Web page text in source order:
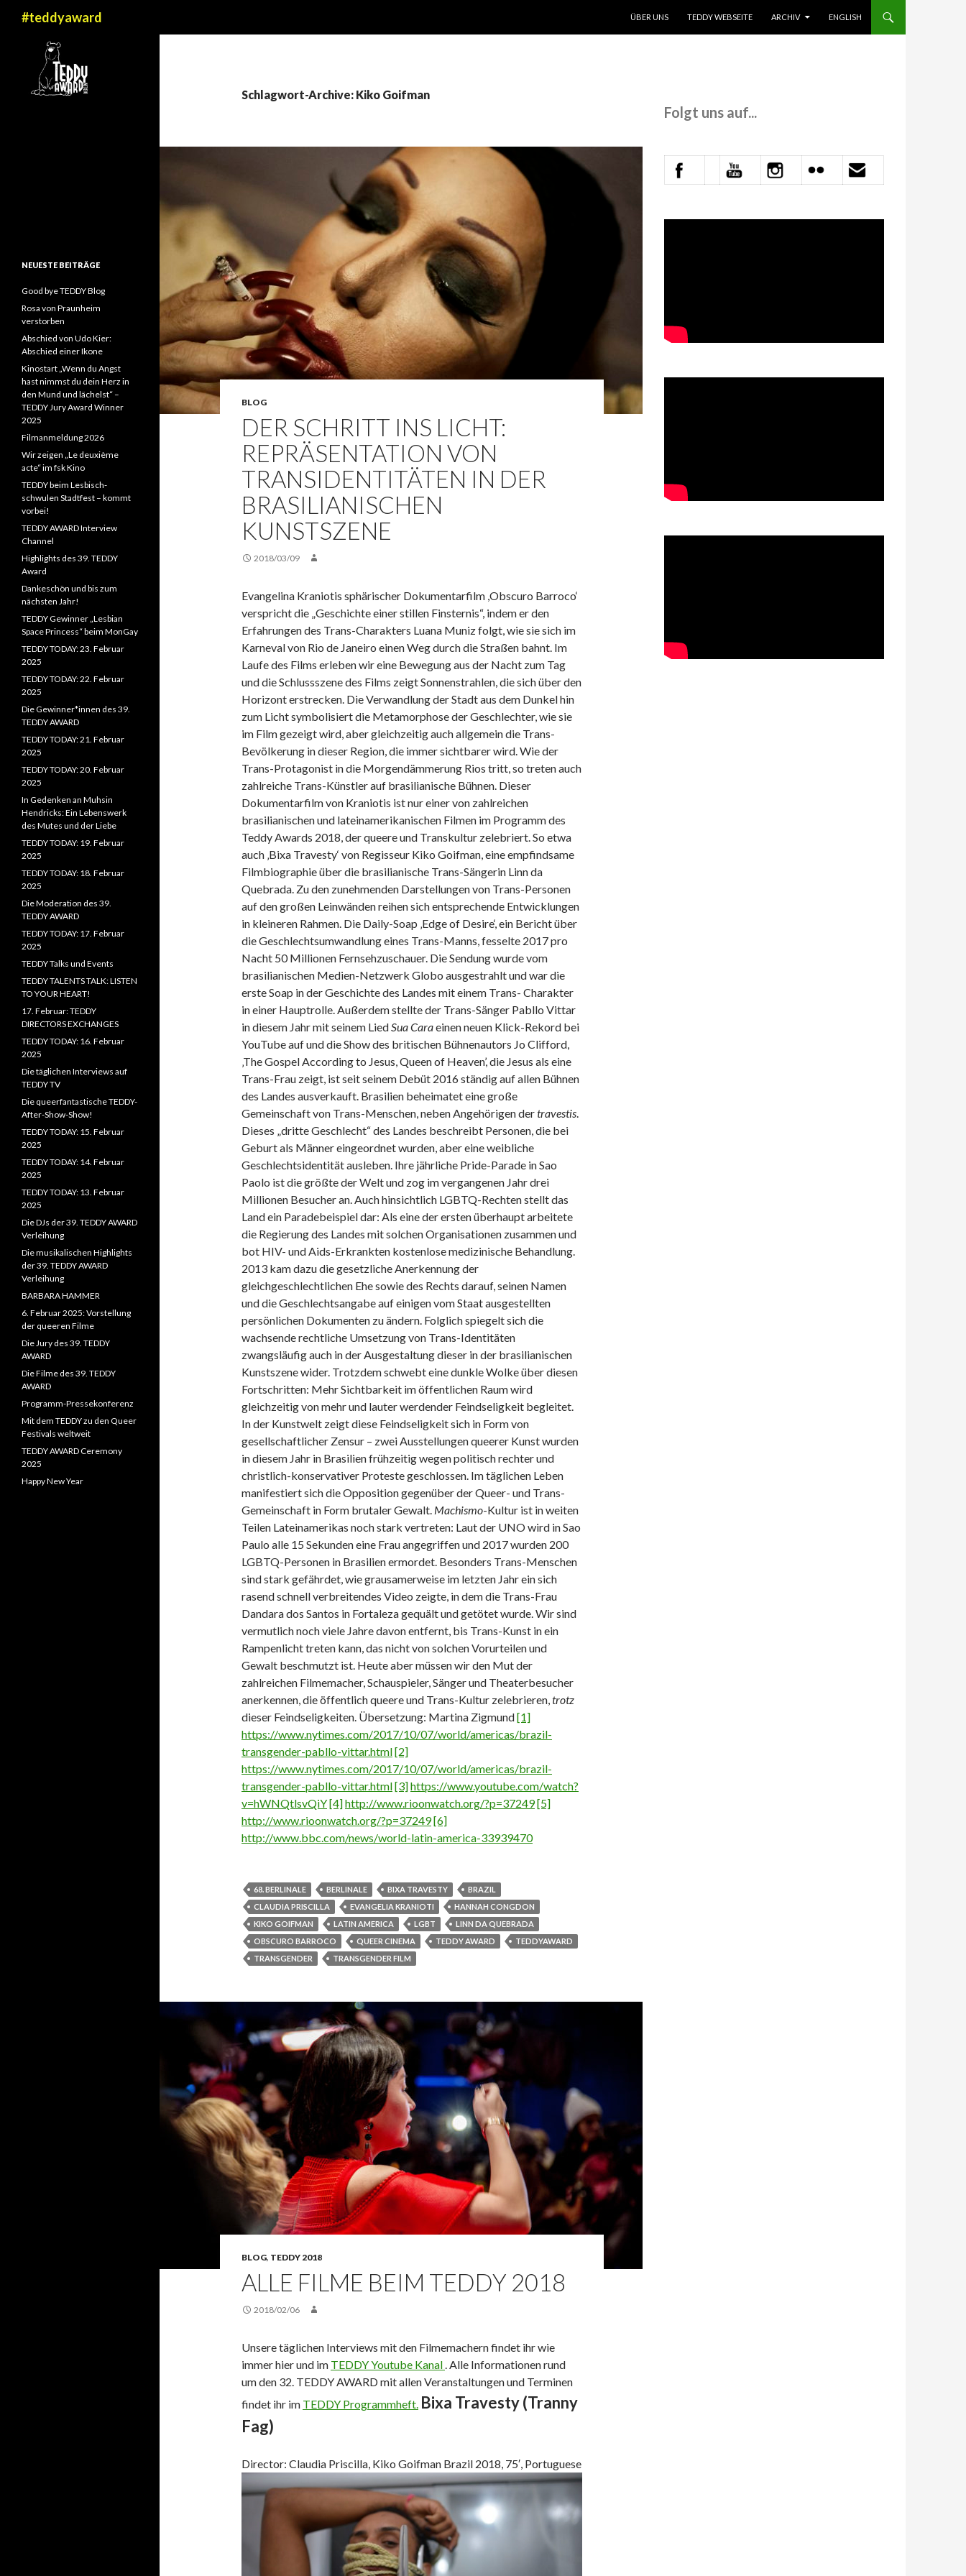
#teddyaward
ÜBER UNS
TEDDY WEBSEITE ARCHIV ENGLISH
Schlagwort-Archive: Kiko Goifman
BLOG
DER SCHRITT INS LICHT:
REPRÄSENTATION VON
TRANSIDENTITÄTEN IN DER
BRASILIANISCHEN
KUNSTSZENE
2018/03/09
Evangelina Kraniotis sphärischer Dokumentarfilm ,Obscuro Barroco‘
verspricht die „Geschichte einer stillen Finsternis“, indem er den
Erfahrungen des Trans-Charakters Luana Muniz folgt, wie sie sich im
Karneval von Rio de Janeiro einen Weg durch die Straßen bahnt. Im
Laufe des Films erleben wir eine Bewegung aus der Nacht zum Tag
und die Schlussszene des Films zeigt Sonnenstrahlen, die sich über den
Horizont erstrecken. Die Verwandlung der Stadt aus dem Dunkel hin
zum Licht symbolisiert die Metamorphose der Geschlechter, wie sie
im Film gezeigt wird, aber gleichzeitig auch allgemein die Trans-
Bevölkerung in dieser Region, die immer sichtbarer wird. Wie der
Trans-Protagonist in die Morgendämmerung Rios tritt, so treten auch
zahlreiche Trans-Künstler auf brasilianische Bühnen. Dieser
Dokumentarfilm von Kraniotis ist nur einer von zahlreichen
brasilianischen und lateinamerikanischen Filmen im Programm des
Teddy Awards 2018, der queere und Transkultur zelebriert. So etwa
auch ‚Bixa Travesty‘ von Regisseur Kiko Goifman, eine empfindsame
Filmbiographie über die brasilianische Trans-Sängerin Linn da
Quebrada. Zu den zunehmenden Darstellungen von Trans-Personen
auf den großen Leinwänden reihen sich entsprechende Entwicklungen
in kleineren Rahmen. Die Daily-Soap ‚Edge of Desire‘, ein Bericht über
die Geschlechtsumwandlung eines Trans-Manns, fesselte 2017 pro
Nacht 50 Millionen Fernsehzuschauer. Die Sendung wurde vom
brasilianischen Medien-Netzwerk Globo ausgestrahlt und war die
erste Soap in der Geschichte des Landes mit einem Trans- Charakter
in einer Hauptrolle. Außerdem stellte der Trans-Sänger Pabllo Vittar
in diesem Jahr mit seinem LiedSua Caraeinen neuen Klick-Rekord bei
YouTube aufund die Show des britischen Bühnenautors Jo Clifford,
‚The Gospel According to Jesus, Queen of Heaven’, die Jesus als eine
Trans-Frau zeigt, ist seit seinem Debüt 2016 ständig auf allen Bühnen
des Landes ausverkauft. Brasilien beheimatet eine große
Gemeinschaft von Trans-Menschen, neben Angehörigen dertravestis.
Dieses „dritte Geschlecht“ des Landes beschreibt Personen, die bei
Geburt als Männer eingeordnet wurden, aber eine weibliche
Geschlechtsidentität ausleben. Ihre jährliche Pride-Parade in Sao
Paolo ist die größte der Welt und zog im vergangenen Jahr drei
Millionen Besucher an. Auch hinsichtlich LGBTQ-Rechten stellt das
Land ein Paradebeispiel dar: Als eine der ersten überhaupt arbeitete
die Regierung des Landes mit solchen Organisationen zusammen und
bot HIV- und Aids-Erkrankten kostenlose medizinische Behandlung.
2013 kam dazu die gesetzliche Anerkennung der
gleichgeschlechtlichen Ehe sowie des Rechts darauf, seinen Namen
und die Geschlechtsangabe auf einigen vom Staat ausgestellten
persönlichen Dokumenten zu ändern. Folglich spiegelt sich die
wachsende rechtliche Umsetzung von Trans-Identitäten
zwangsläufig auch in der Ausgestaltung dieser in der brasilianischen
Kunstszene wider. Trotzdem schwebt eine dunkle Wolke über diesen
Fortschritten: Mehr Sichtbarkeit im öffentlichen Raum wird
gleichzeitig von mehr und lauter werdender Feindseligkeit begleitet.
In der Kunstwelt zeigt diese Feindseligkeit sich in Form von
gesellschaftlicher Zensur – zwei Ausstellungen queerer Kunst wurden
in diesem Jahr in Brasilien frühzeitig wegen politisch rechter und
christlich-konservativer Proteste geschlossen. Im täglichen Leben
manifestiert sich die Opposition gegenüber der Queer- und Trans-
Gemeinschaft in Form brutaler Gewalt. Machismo-Kultur ist in weiten
Teilen Lateinamerikas noch stark vertreten: Laut der UNO wird in Sao
Paulo alle 15 Sekunden eine Frau angegriffenund 2017 wurden 200
LGBTQ-Personen in Brasilien ermordet. Besonders Trans-Menschen
sind stark gefährdet, wie grausamerweise im letzten Jahr ein sich
rasend schnell verbreitendes Video zeigte, in dem die Trans-Frau
Dandara dos Santos in Fortaleza gequält und getötet wurde.Wir sind
vermutlich noch viele Jahre davon entfernt, bis Trans-Kunst in ein
Rampenlicht treten kann, das nicht von solchen Vorurteilen und
Gewalt beschmutzt ist. Heute aber müssen wir den Mut der
zahlreichen Filmemacher, Schauspieler, Sänger und Theaterbesucher
anerkennen, die öffentlich queere und Trans-Kultur zelebrieren,trotz
dieser Feindseligkeiten. Übersetzung: Martina Zigmund[1]
https://www.nytimes.com/2017/10/07/world/americas/brazil-
transgender-pabllo-vittar.html[2]
https://www.nytimes.com/2017/10/07/world/americas/brazil-
transgender-pabllo-vittar.html[3]https://www.youtube.com/watch?
v=hWNQtlsvQiY[4]http://www.rioonwatch.org/?p=37249[5]
http://www.rioonwatch.org/?p=37249[6]
http://www.bbc.com/news/world-latin-america-33939470
68. BERLINALE BERLINALE BIXA TRAVESTY
BRAZIL
CLAUDIA PRISCILLA
EVANGELIA KRANIOTI
HANNAH CONGDON
KIKO GOIFMAN
LATIN AMERICA LGBT
LINN DA QUEBRADA
OBSCURO BARROCO
QUEER CINEMA TEDDY AWARD
TEDDYAWARD
TRANSGENDER
TRANSGENDER FILM
BLOG, TEDDY 2018
ALLE FILME BEIM TEDDY 2018
2018/02/06
Unsere täglichen Interviews mit den Filmemachern findet ihr wie
immer hier und im TEDDY Youtube Kanal. Alle Informationen rund
um den 32. TEDDY AWARD mit allen Veranstaltungen und Terminen
findet ihr im TEDDY Programmheft. Bixa Travesty(Tranny
Fag)
Director: Claudia Priscilla, Kiko Goifman Brazil 2018, 75′, Portuguese
Folgt uns auf...
NEUESTE BEITRÄGE
Good bye TEDDY Blog
Rosa von Praunheim
verstorben
Abschied von Udo Kier:
Abschied einer Ikone
Kinostart „Wenn du Angst
hast nimmst du dein Herz in
den Mund und lächelst“ –
TEDDY Jury Award Winner
2025
Filmanmeldung 2026
Wir zeigen „Le deuxième
acte“ im fsk Kino
TEDDY beim Lesbisch-
schwulen Stadtfest – kommt
vorbei!
TEDDY AWARD Interview
Channel
Highlights des 39. TEDDY
Award
Dankeschön und bis zum
nächsten Jahr!
TEDDY Gewinner „Lesbian
Space Princess“ beim MonGay
TEDDY TODAY: 23. Februar
2025
TEDDY TODAY: 22. Februar
2025
Die Gewinner*innen des 39.
TEDDY AWARD
TEDDY TODAY: 21. Februar
2025
TEDDY TODAY: 20. Februar
2025
In Gedenken an Muhsin
Hendricks: Ein Lebenswerk
des Mutes und der Liebe
TEDDY TODAY: 19. Februar
2025
TEDDY TODAY: 18. Februar
2025
Die Moderation des 39.
TEDDY AWARD
TEDDY TODAY: 17. Februar
2025
TEDDY Talks und Events
TEDDY TALENTS TALK: LISTEN
TO YOUR HEART!
17. Februar: TEDDY
DIRECTORS EXCHANGES
TEDDY TODAY: 16. Februar
2025
Die täglichen Interviews auf
TEDDY TV
Die queerfantastische TEDDY-
After-Show-Show!
TEDDY TODAY: 15. Februar
2025
TEDDY TODAY: 14. Februar
2025
TEDDY TODAY: 13. Februar
2025
Die DJs der 39. TEDDY AWARD
Verleihung
Die musikalischen Highlights
der 39. TEDDY AWARD
Verleihung
BARBARA HAMMER
6. Februar 2025: Vorstellung
der queeren Filme
Die Jury des 39. TEDDY
AWARD
Die Filme des 39. TEDDY
AWARD
Programm-Pressekonferenz
Mit dem TEDDY zu den Queer
Festivals weltweit
TEDDY AWARD Ceremony
2025
Happy New Year